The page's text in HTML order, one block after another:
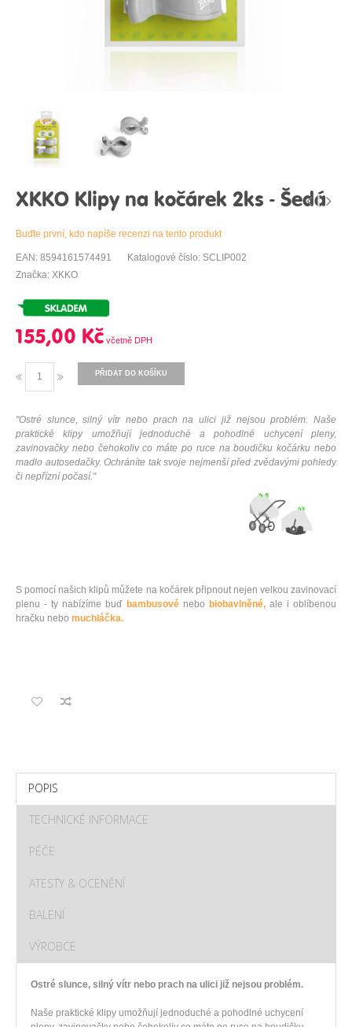
XKKO Klipy na kočárek 2ks - Šedá
Buďte první, kdo napíše recenzi na tento produkt
EAN: 8594161574491
Katalogové číslo: SCLIP002
Značka: XKKO
155,00 Kč
PŘIDAT DO KOŠÍKU
"Ostré slunce, silný vítr nebo prach na ulici již nejsou problém. Naše
praktické klipy umožňují jednoduché a pohodlné uchycení pleny,
zavinovačky nebo čehokoliv co máte po ruce na boudičku kočárku nebo
madlo autosedačky. Ochráníte tak svoje nejmenší před zvědavými pohledy
či nepřízní počasí."
S pomocí našich klipů můžete na kočárek připnout nejen velkou zavinovací
plenu - ty nabízíme buď bambusovénebo biobavlněné,ale i oblíbenou
hračku nebo muchláčka.
POPIS
TECHNICKÉ INFORMACE
PÉČE
ATESTY & OCENĚNÍ
BALENÍ
VÝROBCE
Ostré slunce, silný vítr nebo prach na ulici již nejsou problém.
Naše praktické klipy umožňují jednoduché a pohodlné uchycení